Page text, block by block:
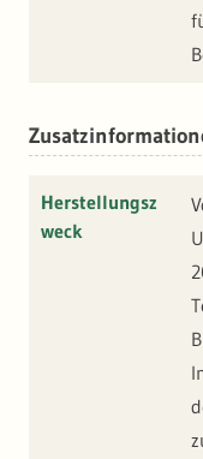
Herstellungsz
weck